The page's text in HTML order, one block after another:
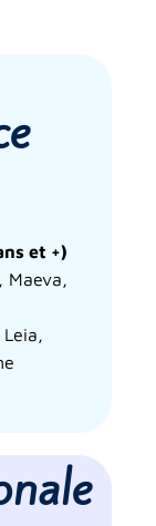
et +)
Maeva,